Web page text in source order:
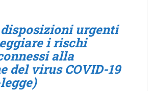
urgenti
i rischi
alla
del virus COVID-19